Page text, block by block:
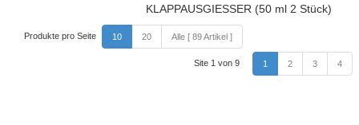
Produkte pro Seite 10 20 Alle [ 89 Artikel ]
Site 1 von 9 1 2 3 4